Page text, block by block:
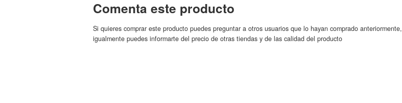
Junior Babolat Nadal Jr 21
Marca:Babolat
22.64€
Comenta este producto
Si quieres comprar este producto puedes preguntar a otros usuarios que lo hayan comprado anteriormente,
igualmente puedes informarte del precio de otras tiendas y de las calidad del producto